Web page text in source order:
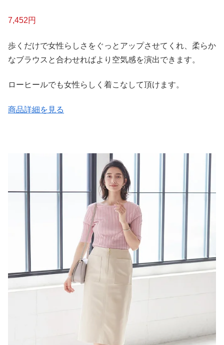
7,452円
歩くだけで女性らしさをぐっとアップさせてくれ、柔らか
なブラウスと合わせればより空気感を演出できます。
ローヒールでも女性らしく着こなして頂けます。
商品詳細を見る